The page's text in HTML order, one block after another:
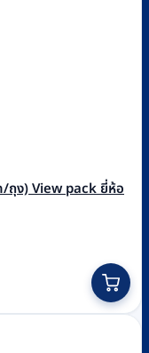
/ถุง) View pack ยี่ห้อ